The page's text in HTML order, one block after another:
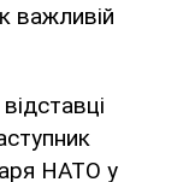
важливій
НАТО у